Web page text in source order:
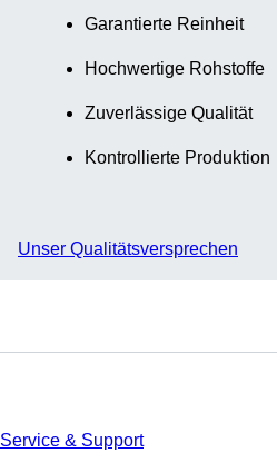
Garantierte Reinheit
Hochwertige Rohstoffe
Zuverlässige Qualität
Kontrollierte Produktion
Unser Qualitätsversprechen
Service & Support